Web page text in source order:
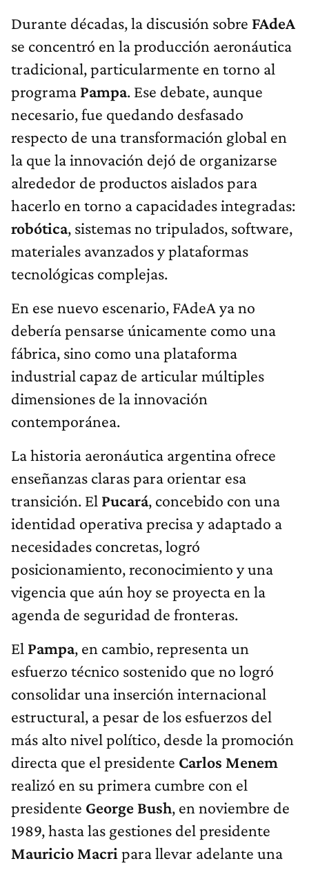
Durante décadas, la discusión sobre FAdeA
se concentró en la producción aeronáutica
tradicional, particularmente en torno al
programa Pampa. Ese debate, aunque
necesario, fue quedando desfasado
respecto de una transformación global en
la que la innovación dejó de organizarse
alrededor de productos aislados para
hacerlo en torno a capacidades integradas:
robótica, sistemas no tripulados, software,
materiales avanzados y plataformas
tecnológicas complejas.
En ese nuevo escenario, FAdeA ya no
debería pensarse únicamente como una
fábrica, sino como una plataforma
industrial capaz de articular múltiples
dimensiones de la innovación
contemporánea.
La historia aeronáutica argentina ofrece
enseñanzas claras para orientar esa
transición. El Pucará, concebido con una
identidad operativa precisa y adaptado a
necesidades concretas, logró
posicionamiento, reconocimiento y una
vigencia que aún hoy se proyecta en la
agenda de seguridad de fronteras.
El Pampa, en cambio, representa un
esfuerzo técnico sostenido que no logró
consolidar una inserción internacional
estructural, a pesar de los esfuerzos del
más alto nivel político, desde la promoción
directa que el presidente Carlos Menem
realizó en su primera cumbre con el
presidente George Bush, en noviembre de
1989, hasta las gestiones del presidente
Mauricio Macri para llevar adelante una